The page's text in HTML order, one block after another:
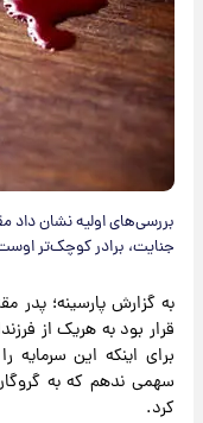
بررسی‌های اولیه نشان داد
جنایت، برادر کوچک‌تر
به گزارش پارسینه؛
قرار بود به هریک از
برای اینکه این
سهمی ندهم که به
کرد.